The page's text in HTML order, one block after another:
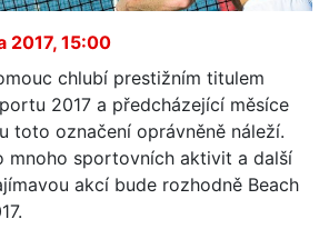
2017, 15:00
chlubí prestižním titulem
2017 a předcházející měsíce
toto označení oprávněně náleží.
mnoho sportovních aktivit a další
akcí bude rozhodně Beach